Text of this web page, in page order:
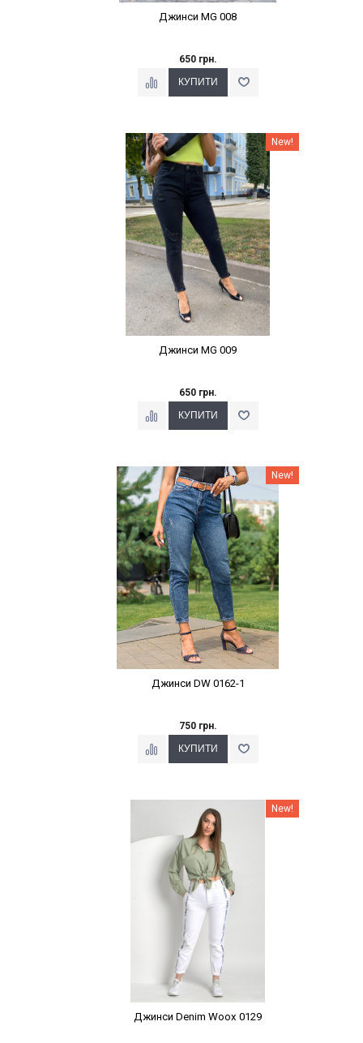
Джинси MG 008
650 грн.
Наклейки Варіант з % New!
Джинси MG 009
650 грн.
Наклейки Варіант з % New!
Джинси DW 0162-1
750 грн.
New!
Джинси Denim Woox 0129